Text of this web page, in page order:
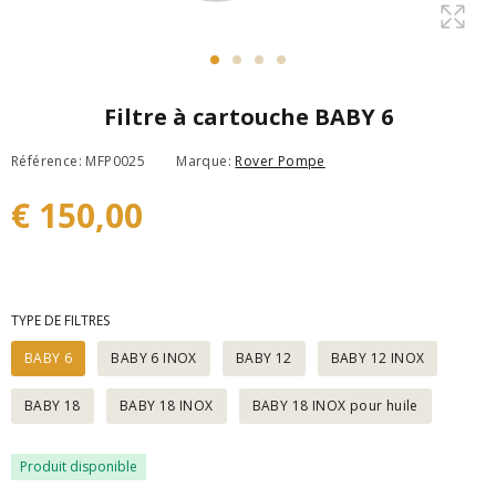
Filtre à cartouche BABY 6
Référence: MFP0025 Marque: Rover Pompe
€ 150,00
TYPE DE FILTRES
BABY 6
BABY 6 INOX BABY 12 BABY 12 INOX
BABY 18 BABY 18 INOX BABY 18 INOX pour huile
Produit disponible